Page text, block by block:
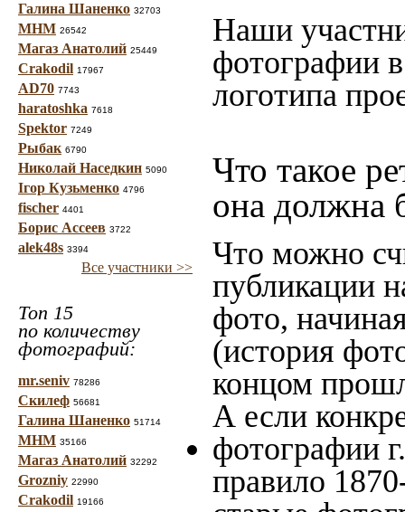
Галина Шаненко 32703
МНМ 26542
Магаз Анатолий 25449
Crakodil 17967
AD70 7743
haratoshka 7618
Spektor 7249
Рыбак 6790
Николай Наседкин 5090
Ігор Кузьменко 4796
fischer 4401
Борис Ассеев 3722
alek48s 3394
Все участники >>
Топ 15
по количеству
фотографий:
mr.seniv 78286
Скилеф 56681
Галина Шаненко 51714
МНМ 35166
Магаз Анатолий 32292
Grozniy 22990
Crakodil 19166
Наши
фотографии
логотипа
Что такое
она должна
Что можно
публикации
фото,
(история
концом
А если
фотографии
правило